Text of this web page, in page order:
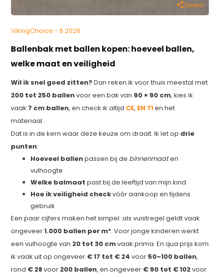
Delen
VikingChoice - 6 2026
Ballenbak met ballen kopen: hoeveel ballen,
welke maat en veiligheid
Wil ik snel goed zitten?Dan reken ik voor thuis meestal met
200 tot 250 ballenvoor een bak van 90 × 90 cm, kies ik
vaak 7 cm ballen, en check ik altijd CE, EN 71en het
materiaal.
Dat is in de kern waar deze keuze om draait. Ik let op drie
punten:
Hoeveel ballenpassen bij de binnenmaaten
vulhoogte
Welke balmaat past bij de leeftijd van mijn kind
Hoe ik veiligheid checkvóór aankoop en tijdens
gebruik
Een paar cijfers maken het simpel: als vuistregel geldt vaak
ongeveer1.000 ballen per m². Voor jonge kinderen werkt
een vulhoogte van 20 tot 30 cmvaak prima. En qua prijs kom
ik vaak uit op ongeveer € 17 tot € 24 voor 50–100 ballen,
rond € 28voor 200 ballen, en ongeveer € 90 tot € 102voor